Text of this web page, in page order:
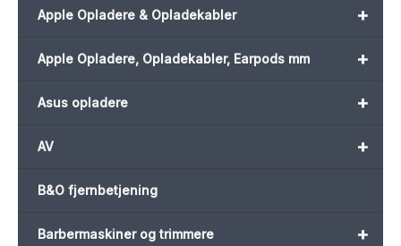
+
Apple Opladere & Opladekabler
+
Apple Opladere, Opladekabler, Earpods mm
+
Asus opladere
+
AV
B&O fjernbetjening
+
Barbermaskiner og trimmere